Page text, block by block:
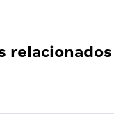
relacionados